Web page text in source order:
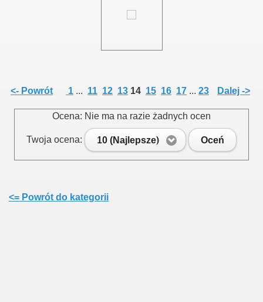
<- Powrót 1 ... 11 12 13 14 15 16 17 ... 23 Dalej ->
Ocena: Nie ma na razie żadnych ocen
Twoja ocena: 10 (Najlepsze) Oceń
<= Powrót do kategorii